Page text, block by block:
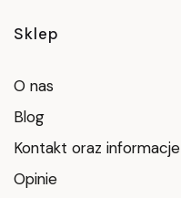
Linki w stopce
Sklep
O nas
Blog
Kontakt oraz informacje
Opinie